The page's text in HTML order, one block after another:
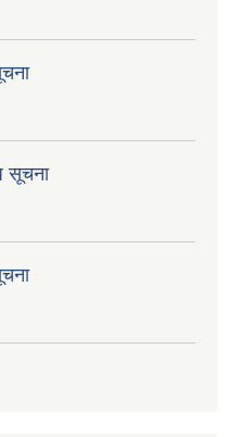
सूचना